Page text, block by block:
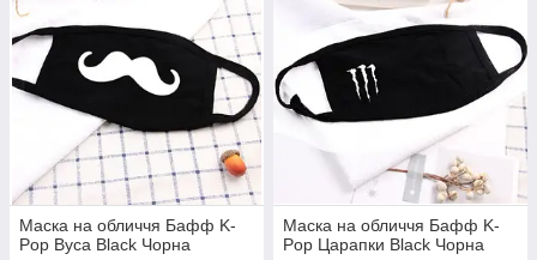
Маска на обличчя Бафф K-
Pop Вуса Black Чорна
Маска на обличчя Бафф K-
Pop Царапки Black Чорна